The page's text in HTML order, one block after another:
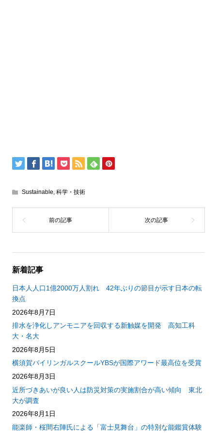
Sustainable, 科学・技術
新着記事
日本人人口1億2000万人割れ 42年ぶりの節目が示す日本の転
換点
2026年8月7日
排水を浄化しアンモニアを回収する新触媒を開発 高知工科
大・名大
2026年8月5日
横須賀バイリンガルスクールYBSが国際アワード最高位を受賞
2026年8月3日
近所づきあいが良い人は防災対策の実施割合が高い傾向 東北
大が調査
2026年8月1日
能楽師・桜間右陣氏による「富士見舞台」の特別な能鑑賞体験